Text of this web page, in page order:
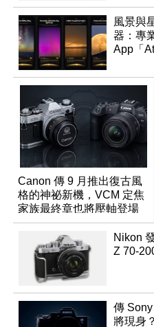
風景與
器：專
App「
Canon 傳 9 月推出復古風
格的神祕新機，VCM 定焦
家族最終章也將壓軸登場
Nikon
Z 70-
傳
將現身